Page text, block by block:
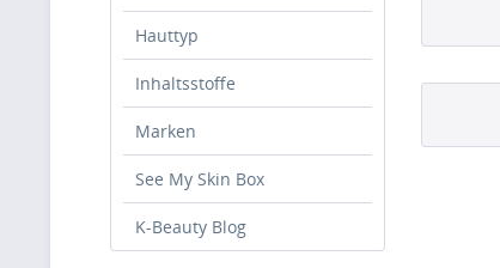
Hauttyp
Inhaltsstoffe
Marken
See My Skin Box
K-Beauty Blog